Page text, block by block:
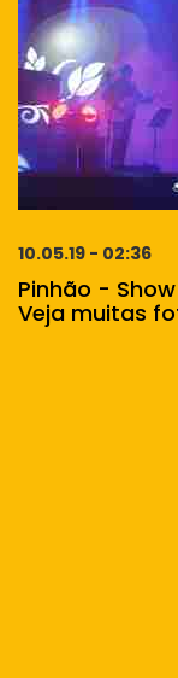
10.05.19 - 02:36
Pinhão -
Veja muitas